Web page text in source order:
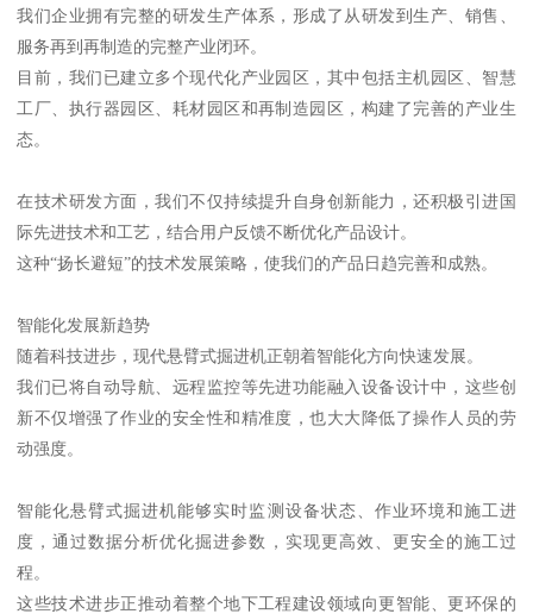
我们企业拥有完整的研发生产体系，形成了从研发到生产、销售、
服务再到再制造的完整产业闭环。
目前，我们已建立多个现代化产业园区，其中包括主机园区、智慧
工厂、执行器园区、耗材园区和再制造园区，构建了完善的产业生
态。
在技术研发方面，我们不仅持续提升自身创新能力，还积极引进国
际先进技术和工艺，结合用户反馈不断优化产品设计。
这种“扬长避短”的技术发展策略，使我们的产品日趋完善和成熟。
智能化发展新趋势
随着科技进步，现代悬臂式掘进机正朝着智能化方向快速发展。
我们已将自动导航、远程监控等先进功能融入设备设计中，这些创
新不仅增强了作业的安全性和精准度，也大大降低了操作人员的劳
动强度。
智能化悬臂式掘进机能够实时监测设备状态、作业环境和施工进
度，通过数据分析优化掘进参数，实现更高效、更安全的施工过
程。
这些技术进步正推动着整个地下工程建设领域向更智能、更环保的